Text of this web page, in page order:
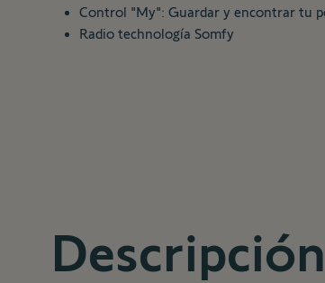
Control "My": Guardar y encontrar tu
Radio technología Somfy
Descripción